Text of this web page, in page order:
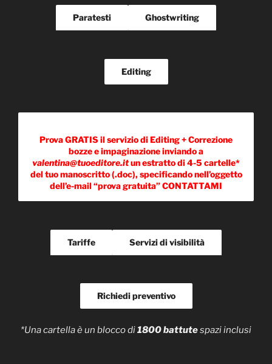
Paratesti Ghostwriting
Editing
Prova GRATIS il servizio di Editing + Correzione
bozze e impaginazione inviando a
valentina@tuoeditore.itun estratto di 4-5 cartelle*
del tuo manoscritto (.doc), specificando nell’oggetto
dell’e-mail “prova gratuita” CONTATTAMI
Tariffe Servizi di visibilità
Richiedi preventivo
*Una cartella è un blocco di1800 battutespazi inclusi